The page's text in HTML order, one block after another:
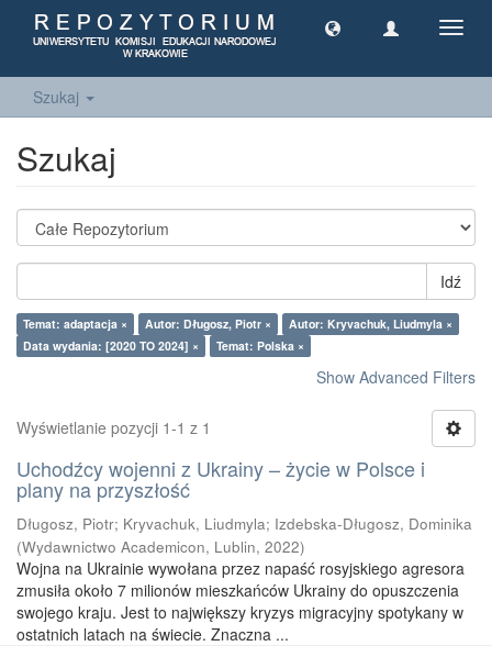
Szukaj
Szukaj
Idź
Temat: adaptacja × Autor: Długosz, Piotr ×
Autor: Kryvachuk, Liudmyla ×
Data wydania: [2020 TO 2024] ×
Temat: Polska ×
Show Advanced Filters
Wyświetlanie pozycji 1-1 z 1
Uchodźcy wojenni z Ukrainy – życie w Polsce i
plany na przyszłość
Długosz, Piotr; Kryvachuk, Liudmyla; Izdebska-Długosz, Dominika
(Wydawnictwo Academicon, Lublin, 2022)
Wojna na Ukrainie wywołana przez napaść rosyjskiego agresora
zmusiła około 7 milionów mieszkańców Ukrainy do opuszczenia
swojego kraju. Jest to największy kryzys migracyjny spotykany w
ostatnich latach na świecie. Znaczna ...